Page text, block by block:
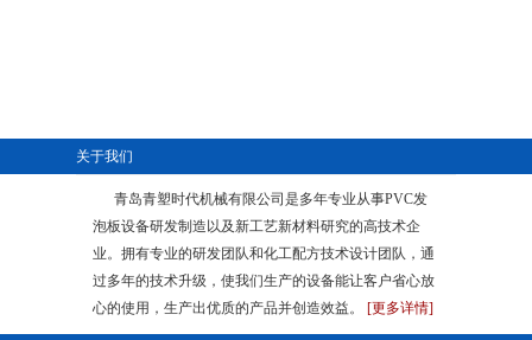
关于我们
青岛青塑时代机械有限公司是多年专业从事PVC发
泡板设备研发制造以及新工艺新材料研究的高技术企
业。拥有专业的研发团队和化工配方技术设计团队，通
过多年的技术升级，使我们生产的设备能让客户省心放
心的使用，生产出优质的产品并创造效益。
[更多详情]